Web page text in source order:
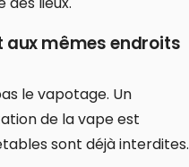
mêmes endroits
le vapotage. Un
de la vape est
sont déjà interdites.